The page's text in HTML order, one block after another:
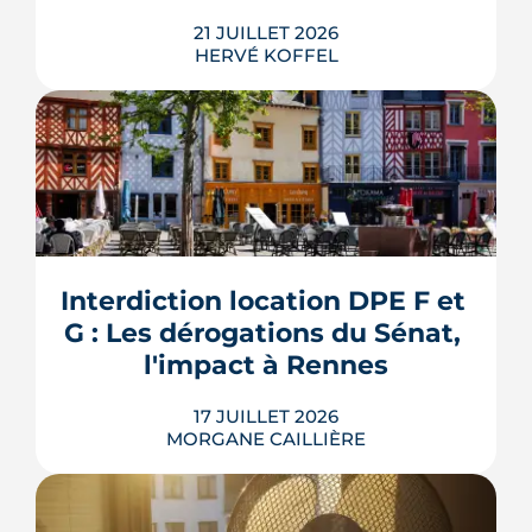
21 JUILLET 2026
HERVÉ KOFFEL
Louer, c'est aussi assurer. Entre
l'obligation légale, les garanties utiles
et les options commerciales, ce guide
bien sans payer pour rien.
LIRE L'ARTICLE
Interdiction location DPE F et
G : Les dérogations du Sénat,
l'impact à Rennes
17 JUILLET 2026
MORGANE CAILLIÈRE